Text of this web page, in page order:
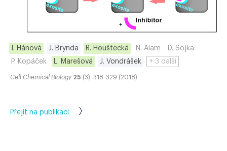
I. Hánová J. Brynda R. Houštecká N. Alam
D. Sojka
P. Kopáček
L. Marešová J. Vondrášek + 3 další
Cell Chemical Biology 25 (3): 318-329 (2018)
Přejít na publikaci